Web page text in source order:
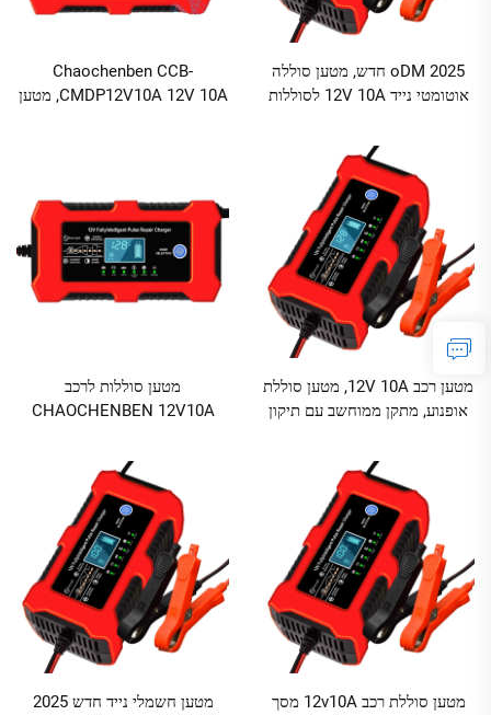
oDM 2025 חדש, מטען סוללה
אוטומטי נייד 12V 10A לסוללות
פלט 120W
Chaochenben CCB-
CMDP12V10A 12V 10A, מטען
מטען רכב 12V 10A, מטען סוללת
אופנוע, מתקן ממוחשב עם תיקון
עמוק
מטען סוללות לרכב
CHAOCHENBEN 12V10A
טעינה מהירה, קלט 110-220V
מטען סוללת רכב 12v10A מסך
מטען חשמלי נייד חדש 2025